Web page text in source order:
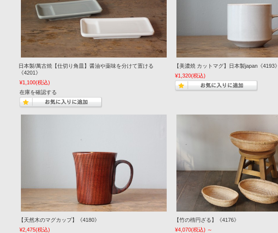
日本製/萬古焼【仕切り角皿】醤油や薬味を分けて置ける
《4201》
¥1,100(税込)
在庫を確認する
【美濃焼 カットマグ】日本製japan《4193》
¥1,320(税込)
【天然木のマグカップ】《4180》
¥2,475(税込)
【竹の楕円ざる】《4176》
¥4,070(税込) ～